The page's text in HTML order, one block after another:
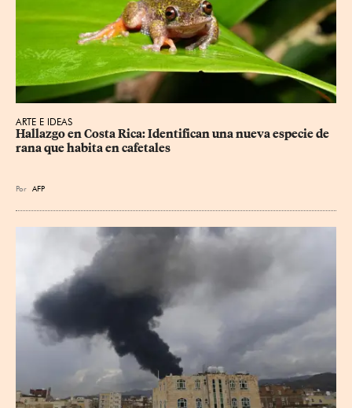
ARTE E IDEAS
Hallazgo en Costa Rica: Identifican una nueva especie de
rana que habita en cafetales
Por AFP